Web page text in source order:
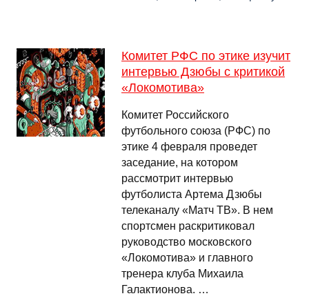
Комитет РФС по этике изучит
интервью Дзюбы с критикой
«Локомотива»
Комитет Российского
футбольного союза (РФС) по
этике 4 февраля проведет
заседание, на котором
рассмотрит интервью
футболиста Артема Дзюбы
телеканалу «Матч ТВ». В нем
спортсмен раскритиковал
руководство московского
«Локомотива» и главного
тренера клуба Михаила
Галактионова. …